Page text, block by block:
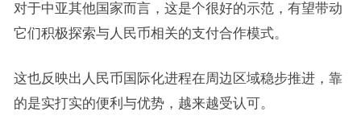
对于中亚其他国家而言，这是个很好的示范，有望带动
它们积极探索与人民币相关的支付合作模式。
这也反映出人民币国际化进程在周边区域稳步推进，靠
的是实打实的便利与优势，越来越受认可。